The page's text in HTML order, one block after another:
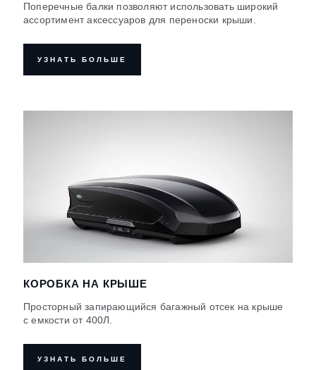
Поперечные балки позволяют использовать широкий
ассортимент аксессуаров для переноски крыши.
УЗНАТЬ БОЛЬШЕ
КОРОБКА НА КРЫШЕ
Просторный запирающийся багажный отсек на крыше
с емкости от 400Л.
УЗНАТЬ БОЛЬШЕ